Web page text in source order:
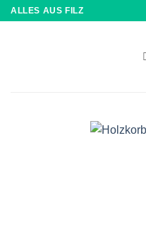
ZumALLES AUS FILZ